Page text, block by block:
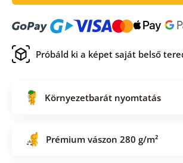
Próbáld ki a képet saját belső
Környezetbarát nyomtatás
Prémium vászon 280 g/m²